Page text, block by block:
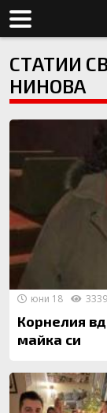
СТАТИИ
НИНОВА
Корнелия
майка си
юни 18 3339